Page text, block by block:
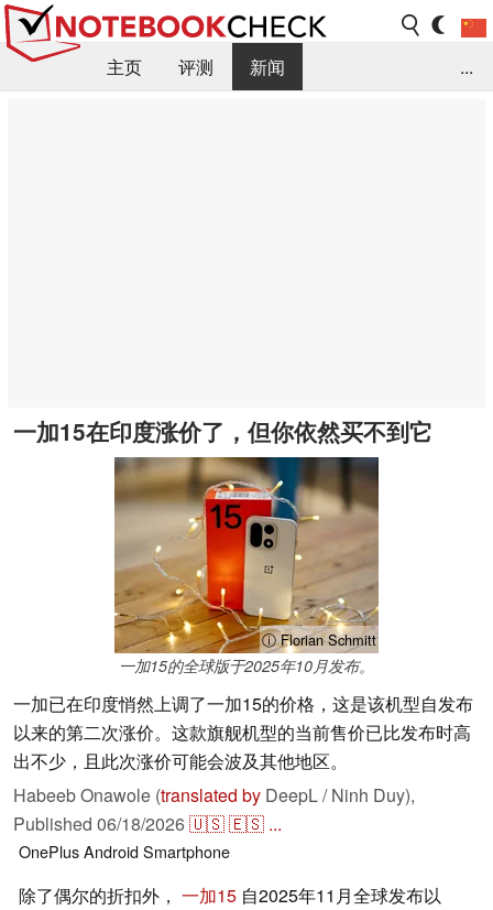
主页 评测
新闻
...
一加15在印度涨价了，但你依然买不到它
ⓘ Florian Schmitt
一加15的全球版于2025年10月发布。
一加已在印度悄然上调了一加15的价格，这是该机型自发布
以来的第二次涨价。这款旗舰机型的当前售价已比发布时高
出不少，且此次涨价可能会波及其他地区。
Habeeb Onawole (translated by DeepL / Ninh Duy),
Published 06/18/2026🇺🇸🇪🇸 ...
OnePlusAndroidSmartphone
除了偶尔的折扣外， 一加15 自2025年11月全球发布以